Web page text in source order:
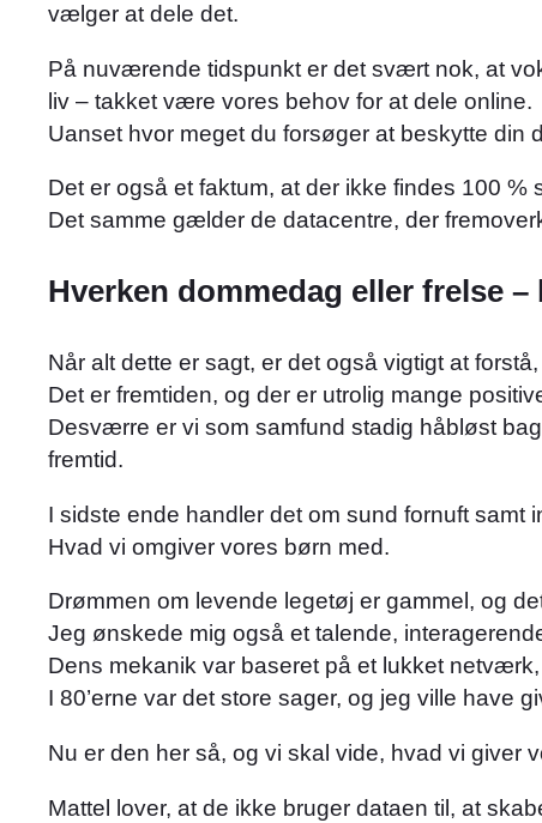
vælger at dele det.
På nuværende tidspunkt er det svært nok, at
liv – takket være vores behov for at dele online.
Uanset hvor meget du forsøger at beskytte din
Det er også et faktum, at der ikke findes 100
Det samme gælder de datacentre, der
Hverken dommedag eller frelse
Når alt dette er sagt, er det også vigtigt at
Det er fremtiden, og der er utrolig mange
Desværre er vi som samfund stadig håbløst
fremtid.
I sidste ende handler det om sund fornuft samt
Hvad vi omgiver vores børn med.
Drømmen om levende legetøj er gammel, og
Jeg ønskede mig også et talende,
Dens mekanik var baseret på et lukket
I 80’erne var det store sager, og jeg ville have
Nu er den her så, og vi skal vide, hvad vi
Mattel lover, at de ikke bruger dataen til, at